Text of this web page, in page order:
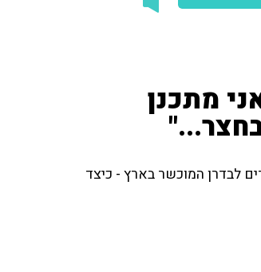
אביבים: "אני מתכנן
לבדרן המוכשר בארץ - כיצד